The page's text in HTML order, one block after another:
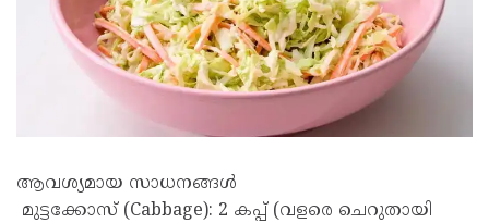
ആവശ്യമായ സാധനങ്ങൾ
മുട്ടക്കോസ് (Cabbage): 2 കപ്പ് (വളരെ ചെറുതായി